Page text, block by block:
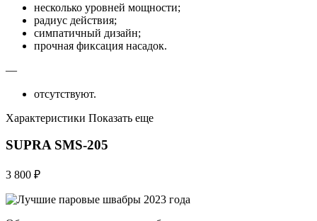
несколько уровней мощности;
радиус действия;
симпатичный дизайн;
прочная фиксация насадок.
—
отсутствуют.
Характеристики Показать еще
SUPRA SMS-205
3 800 ₽